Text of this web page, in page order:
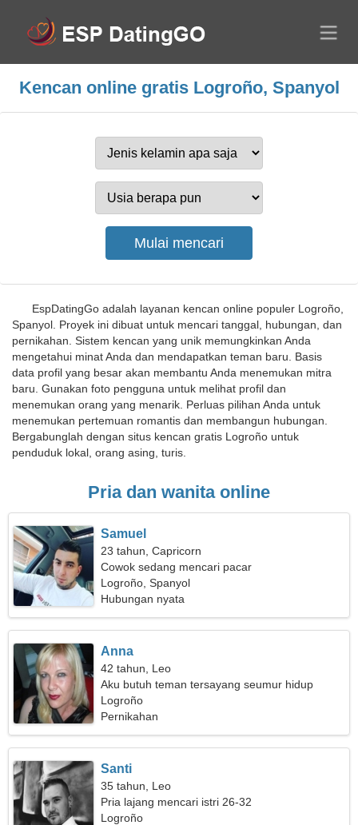
Kencan online gratis Logroño, Spanyol
EspDatingGo adalah layanan kencan online populer Logroño,
Spanyol. Proyek ini dibuat untuk mencari tanggal, hubungan, dan
pernikahan. Sistem kencan yang unik memungkinkan Anda
mengetahui minat Anda dan mendapatkan teman baru. Basis
data profil yang besar akan membantu Anda menemukan mitra
baru. Gunakan foto pengguna untuk melihat profil dan
menemukan orang yang menarik. Perluas pilihan Anda untuk
menemukan pertemuan romantis dan membangun hubungan.
Bergabunglah dengan situs kencan gratis Logroño untuk
penduduk lokal, orang asing, turis.
Pria dan wanita online
Samuel
23 tahun, Capricorn
Cowok sedang mencari pacar
Logroño, Spanyol
Hubungan nyata
Anna
42 tahun, Leo
Aku butuh teman tersayang seumur hidup
Logroño
Pernikahan
Santi
35 tahun, Leo
Pria lajang mencari istri 26-32
Logroño